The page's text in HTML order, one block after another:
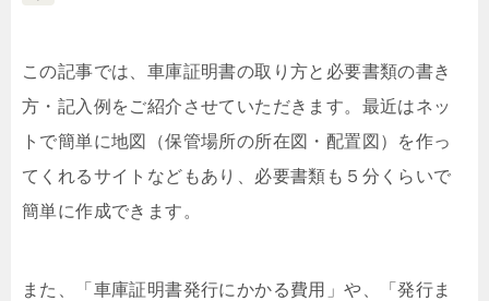
この記事では、車庫証明書の取り方と必要書類の書き
方・記入例をご紹介させていただきます。最近はネッ
トで簡単に地図（保管場所の所在図・配置図）を作っ
てくれるサイトなどもあり、必要書類も５分くらいで
簡単に作成できます。
また、「車庫証明書発行にかかる費用」や、「発行ま